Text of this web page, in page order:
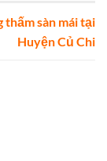
thấm sàn mái tại
Huyện Củ Chi